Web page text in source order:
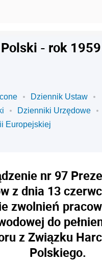
- rok
Dziennik Ustaw
Dzienniki Urzędowe
Europejskiej
nr 97
z dnia 13
zwolnień
do
z Związku
Polskiego.